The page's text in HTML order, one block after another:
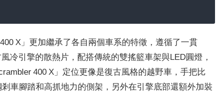
X」更加繼承了各自兩個車系的特徵，遵循了一貫
冷引擎的散熱片，配搭傳統的雙搖籃車架與LED圓燈，
400 X」定位更像是復古風格的越野車，手把比
車腳踏和高抓地力的側架，另外在引擎底部還額外加裝